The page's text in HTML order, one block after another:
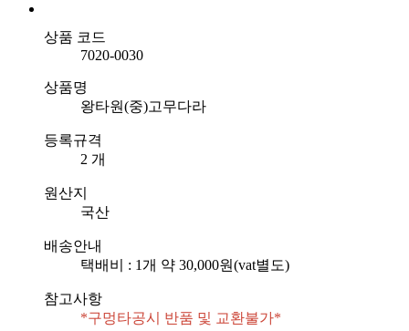
상품 코드
7020-0030
상품명
왕타원(중)고무다라
등록규격
2 개
원산지
국산
배송안내
택배비 : 1개 약 30,000원(vat별도)
참고사항